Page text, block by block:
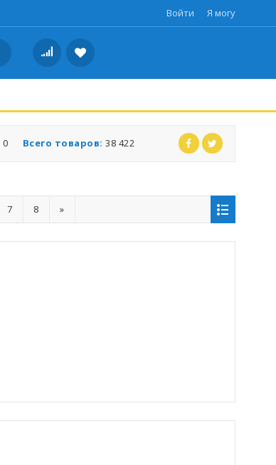
Войти Я могу
Всего товаров: 38 422
0
7 8 »